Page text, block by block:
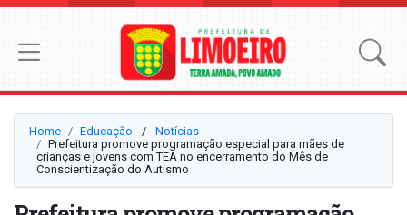
Home Educação ⠀/⠀ Notícias
Prefeitura promove programação especial para mães de
crianças e jovens com TEA no encerramento do Mês de
Conscientização do Autismo